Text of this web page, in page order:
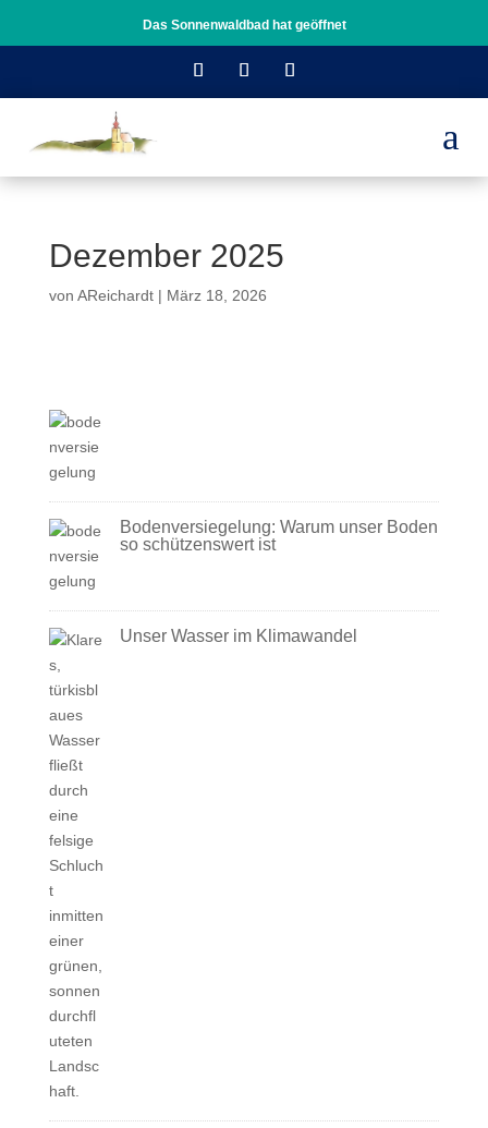
Das Sonnenwaldbad hat geöffnet
a
Dezember 2025
von AReichardt| März 18, 2026
Bodenversiegelung: Warum unser Boden
so schützenswert ist
Unser Wasser im Klimawandel